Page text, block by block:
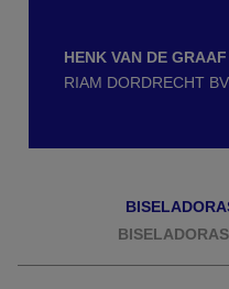
HENK VAN DE GRAAF
RIAM DORDRECHT BV